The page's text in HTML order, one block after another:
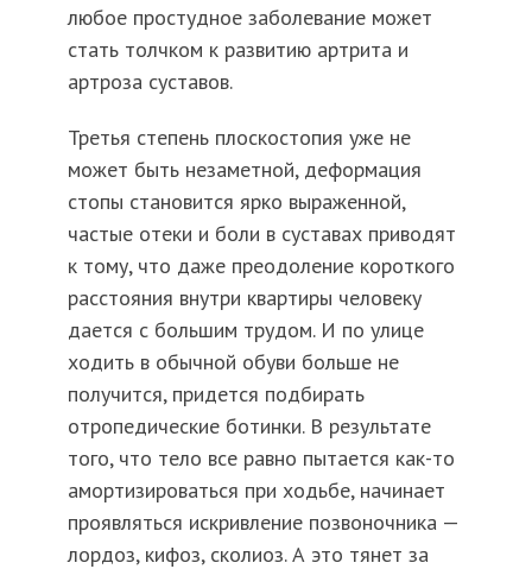
любое простудное заболевание может
стать толчком к развитию артрита и
артроза суставов.
Третья степень плоскостопия уже не
может быть незаметной, деформация
стопы становится ярко выраженной,
частые отеки и боли в суставах приводят
к тому, что даже преодоление короткого
расстояния внутри квартиры человеку
дается с большим трудом. И по улице
ходить в обычной обуви больше не
получится, придется подбирать
отропедические ботинки. В результате
того, что тело все равно пытается как-то
амортизироваться при ходьбе, начинает
проявляться искривление позвоночника —
лордоз, кифоз, сколиоз. А это тянет за